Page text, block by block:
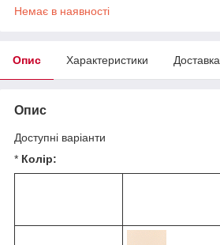
Немає в наявності
Опис Характеристики Доставка
Опис
Доступні варіанти
* Колір: